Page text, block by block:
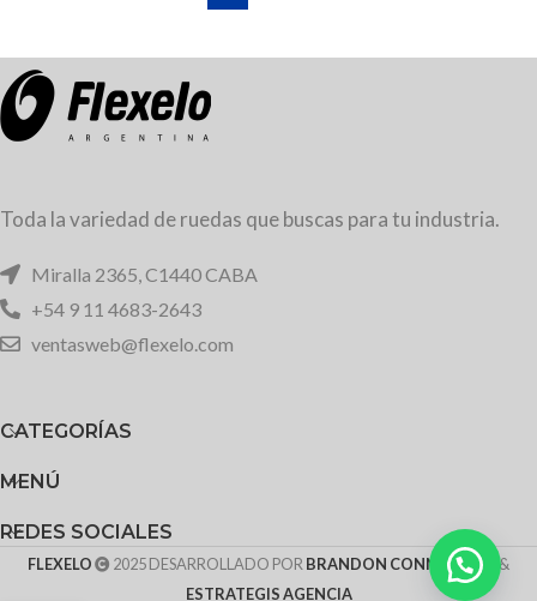
Toda la variedad de ruedas que buscas para tu industria.
Miralla 2365, C1440 CABA
+54 9 11 4683-2643
ventasweb@flexelo.com
CATEGORÍAS
MENÚ
REDES SOCIALES
FLEXELO 2025 DESARROLLADO POR BRANDON CONNECTING
&
ESTRATEGIS AGENCIA